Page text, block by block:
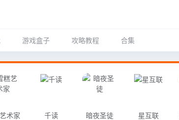
游戏盒子 攻略教程 合集
术家 千读 暗夜圣徒 星互联